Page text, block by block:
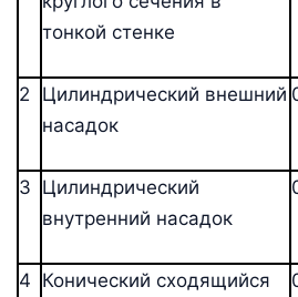
тонкой стенке
2
Цилиндрический внешний
насадок
3 Цилиндрический
внутренний насадок
4 Конический сходящийся